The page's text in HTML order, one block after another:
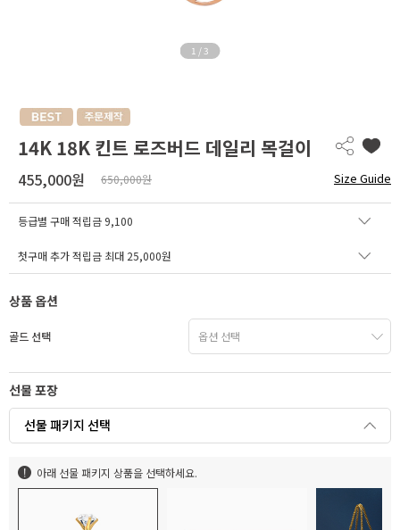
1 / 3
14K 18K 킨트 로즈버드 데일리 목걸이
455,000원 650,000원 Size Guide
등급별 구매 적립금 9,100
첫구매 추가 적립금 최대 25,000원
상품 옵션
골드 선택
선물 포장
선물 패키지 선택
아래 선물 패키지 상품을 선택하세요.